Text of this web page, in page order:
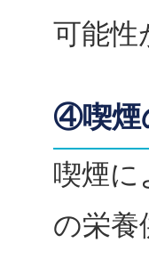
可能性
④喫煙
喫煙に
の栄養